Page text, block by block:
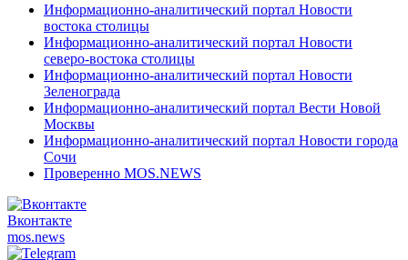
Информационно-аналитический портал Новости
востока столицы
Информационно-аналитический портал Новости
северо-востока столицы
Информационно-аналитический портал Новости
Зеленограда
Информационно-аналитический портал Вести Новой
Москвы
Информационно-аналитический портал Новости города
Сочи
Проверенно MOS.NEWS
Вконтакте
mos.news